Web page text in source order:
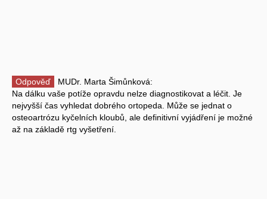
Odpověď
MUDr. Marta Šimůnková:
Na dálku vaše potíže opravdu nelze diagnostikovat a léčit. Je
nejvyšší čas vyhledat dobrého ortopeda. Může se jednat o
osteoartrózu kyčelních kloubů, ale definitivní vyjádření je možné
až na základě rtg vyšetření.